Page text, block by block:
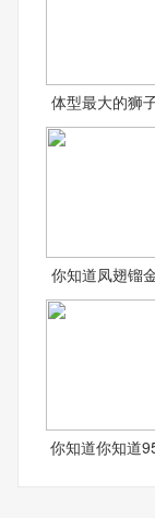
体型最大的狮
你知道凤翅镏
你知道你知道